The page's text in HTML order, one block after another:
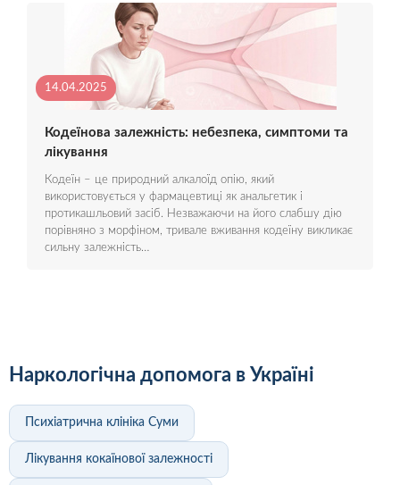
14.04.2025
Кодеїнова залежність: небезпека, симптоми та
лікування
Кодеїн – це природний алкалоїд опію, який
використовується у фармацевтиці як анальгетик і
протикашльовий засіб. Незважаючи на його слабшу дію
порівняно з морфіном, тривале вживання кодеїну викликає
сильну залежність…
Наркологічна допомога в Україні
Психіатрична клініка Суми
Лікування кокаїнової залежності